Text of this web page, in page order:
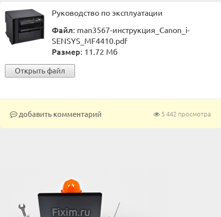
Руководство по эксплуатации
Файл: man3567-инструкция_Canon_i-
SENSYS_MF4410.pdf
Размер: 11.72 Мб
Открыть файл
5 442 просмотра
добавить комментарий